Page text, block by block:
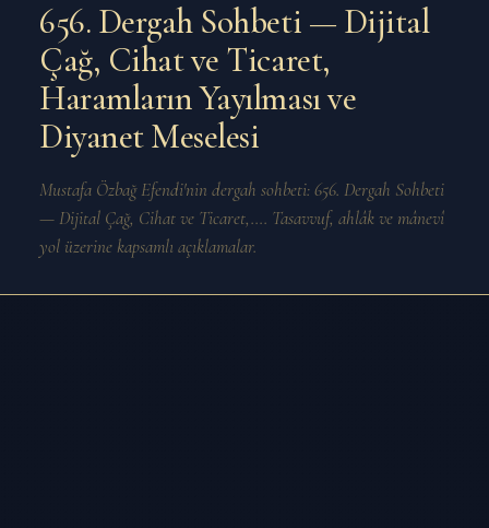
656. Dergah Sohbeti — Dijital
Çağ, Cihat ve Ticaret,
Haramların Yayılması ve
Diyanet Meselesi
Mustafa Özbağ Efendi'nin dergah sohbeti: 656. Dergah Sohbeti
— Dijital Çağ, Cihat ve Ticaret,…. Tasavvuf, ahlâk ve mânevî
yol üzerine kapsamlı açıklamalar.